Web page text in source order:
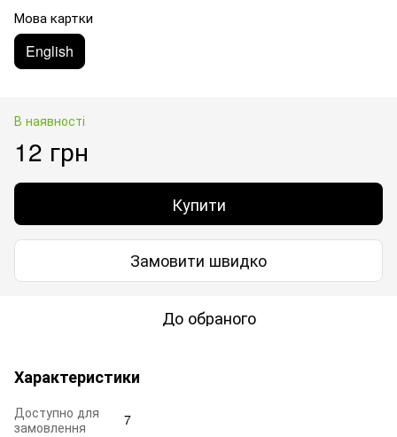
Мова картки
English
В наявності
12 грн
Купити
Замовити швидко
До обраного
Характеристики
Доступно для
замовлення
7